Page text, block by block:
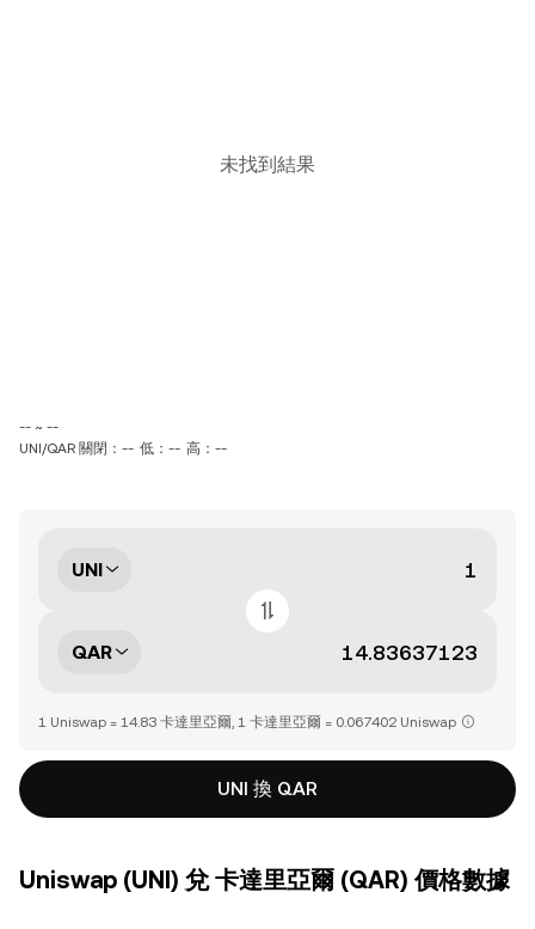
未找到結果
-- ~ --
UNI/QAR 關閉：-- 低：-- 高：--
UNI
QAR
1 Uniswap = 14.83 卡達里亞爾, 1 卡達里亞爾 = 0.067402 Uniswap
UNI 換 QAR
Uniswap (UNI) 兌 卡達里亞爾 (QAR) 價格數據